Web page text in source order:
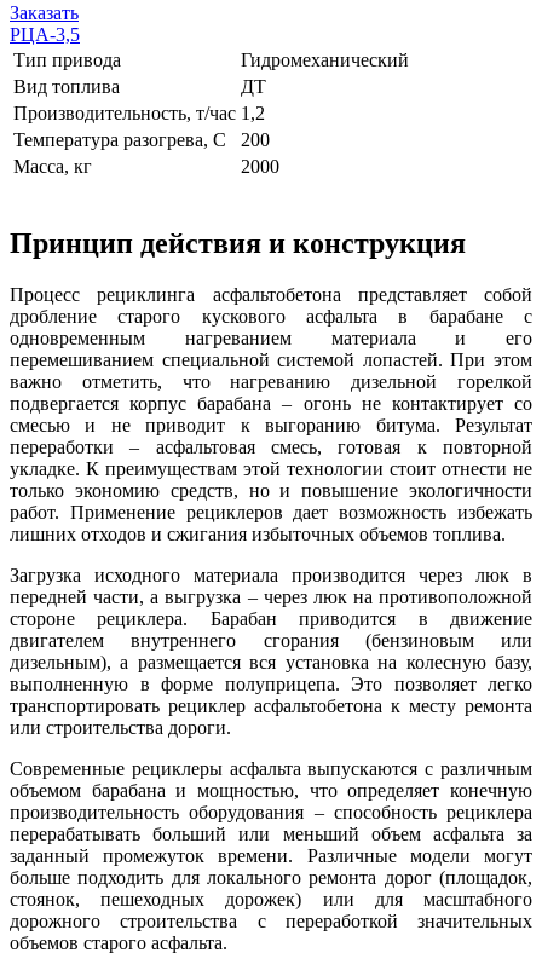
Заказать
РЦА-3,5
Тип привода
Гидромеханический
Вид топлива
ДТ
Производительность, т/час 1,2
Температура разогрева, С
200
Масса, кг
2000
Принцип действия и конструкция
Процесс рециклинга асфальтобетона представляет собой
дробление старого кускового асфальта в барабане с
одновременным нагреванием материала и его
перемешиванием специальной системой лопастей. При этом
важно отметить, что нагреванию дизельной горелкой
подвергается корпус барабана – огонь не контактирует со
смесью и не приводит к выгоранию битума. Результат
переработки – асфальтовая смесь, готовая к повторной
укладке. К преимуществам этой технологии стоит отнести не
только экономию средств, но и повышение экологичности
работ. Применение рециклеров дает возможность избежать
лишних отходов и сжигания избыточных объемов топлива.
Загрузка исходного материала производится через люк в
передней части, а выгрузка – через люк на противоположной
стороне рециклера. Барабан приводится в движение
двигателем внутреннего сгорания (бензиновым или
дизельным), а размещается вся установка на колесную базу,
выполненную в форме полуприцепа. Это позволяет легко
транспортировать рециклер асфальтобетона к месту ремонта
или строительства дороги.
Современные рециклеры асфальта выпускаются с различным
объемом барабана и мощностью, что определяет конечную
производительность оборудования – способность рециклера
перерабатывать больший или меньший объем асфальта за
заданный промежуток времени. Различные модели могут
больше подходить для локального ремонта дорог (площадок,
стоянок, пешеходных дорожек) или для масштабного
дорожного строительства с переработкой значительных
объемов старого асфальта.